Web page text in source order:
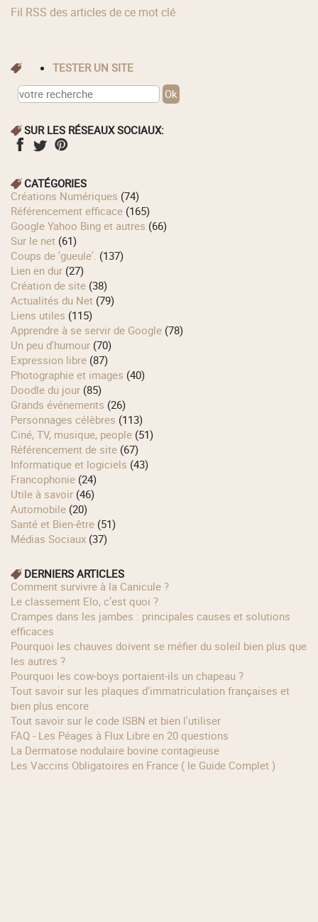
Fil RSS des articles de ce mot clé
TESTER UN SITE
SUR LES RÉSEAUX SOCIAUX:
CATÉGORIES
Créations Numériques (74)
Référencement efficace (165)
Google Yahoo Bing et autres (66)
Sur le net (61)
Coups de 'gueule'. (137)
Lien en dur (27)
Création de site (38)
Actualités du Net (79)
Liens utiles (115)
Apprendre à se servir de Google (78)
Un peu d'humour (70)
Expression libre (87)
Photographie et images (40)
Doodle du jour (85)
Grands événements (26)
Personnages célèbres (113)
Ciné, TV, musique, people (51)
Référencement de site (67)
Informatique et logiciels (43)
Francophonie (24)
Utile à savoir (46)
Automobile (20)
Santé et Bien-être (51)
Médias Sociaux (37)
DERNIERS ARTICLES
Comment survivre à la Canicule ?
Le classement Elo, c’est quoi ?
Crampes dans les jambes : principales causes et solutions
efficaces
Pourquoi les chauves doivent se méfier du soleil bien plus que
les autres ?
Pourquoi les cow‑boys portaient‑ils un chapeau ?
Tout savoir sur les plaques d'immatriculation françaises et
bien plus encore
Tout savoir sur le code ISBN et bien l'utiliser
FAQ - Les Péages à Flux Libre en 20 questions
La Dermatose nodulaire bovine contagieuse
Les Vaccins Obligatoires en France ( le Guide Complet )